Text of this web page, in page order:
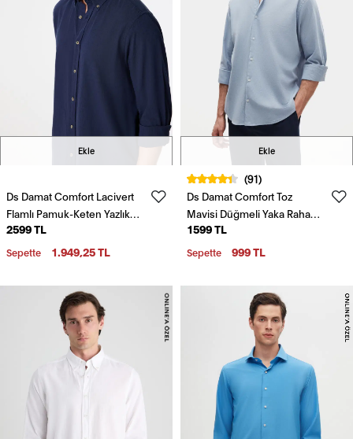
Ekle
Ds Damat Comfort Lacivert
Flamlı Pamuk-Keten Yazlık
Gömlek
2599 TL
Sepette 1.949,25 TL
Ekle
(91)
Ds Damat Comfort Toz
Mavisi Düğmeli Yaka Rahat
Kesim Keten Görünümlü
%100 Pamuk Gömlek
1599 TL
Sepette 999 TL